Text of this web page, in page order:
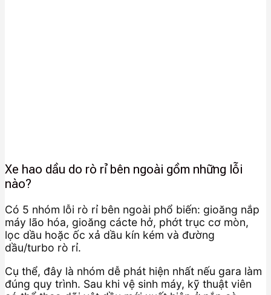
Xe hao dầu do rò rỉ bên ngoài gồm những lỗi
nào?
Có 5 nhóm lỗi rò rỉ bên ngoài phổ biến: gioăng nắp
máy lão hóa, gioăng cácte hở, phớt trục cơ mòn,
lọc dầu hoặc ốc xả dầu kín kém và đường
dầu/turbo rò rỉ.
Cụ thể, đây là nhóm dễ phát hiện nhất nếu gara làm
đúng quy trình. Sau khi vệ sinh máy, kỹ thuật viên